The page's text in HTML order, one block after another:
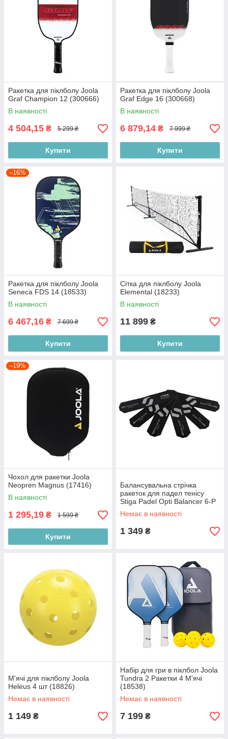
Ракетка для піклболу Joola
Graf Champion 12 (300666)
В наявності
4 504,15 ₴ 5 299 ₴
Купити
Ракетка для піклболу Joola
Graf Edge 16 (300668)
В наявності
6 879,14 ₴ 7 999 ₴
Купити
–16%
Ракетка для піклболу Joola
Seneca FDS 14 (18533)
В наявності
6 467,16 ₴ 7 699 ₴
Купити
Сітка для піклболу Joola
Elemental (18233)
В наявності
11 899 ₴
Купити
–19%
Чохол для ракетки Joola
Neopren Magnus (17416)
В наявності
1 295,19 ₴ 1 599 ₴
Купити
Балансувальна стрічка
ракеток для падел тенісу
Stiga Padel Opti Balancer 6-P
(2909-0101-06)
Немає в наявності
1 349 ₴
М'ячі для піклболу Joola
Heleus 4 шт (18826)
Немає в наявності
1 149 ₴
Набір для гри в піклбол Joola
Tundra 2 Ракетки 4 М'ячі
(18538)
Немає в наявності
7 199 ₴